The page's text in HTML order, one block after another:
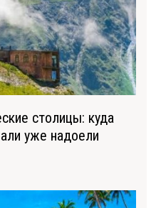
столицы: куда
уже надоели